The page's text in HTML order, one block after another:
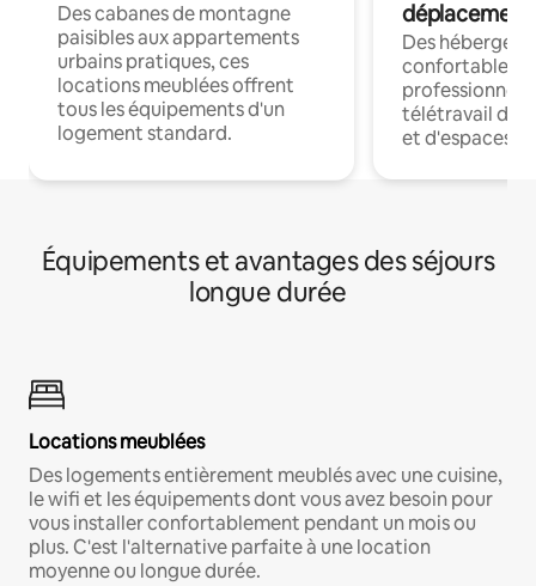
Des cabanes de montagne
paisibles aux appartements
urbains pratiques, ces
locations meublées offrent
tous les équipements d'un
logement standard.
déplacement
Des
confortables
professionnels
télétravail
et d'espaces
Équipements et avantages des séjours
longue durée
Locations meublées
Des logements entièrement meublés avec une cuisine,
le wifi et les équipements dont vous avez besoin pour
vous installer confortablement pendant un mois ou
plus. C'est l'alternative parfaite à une location
moyenne ou longue durée.